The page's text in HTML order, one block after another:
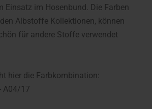
Einsatz im Hosenbund. Die Farben
Albstoffe Kollektionen, können
für andere Stoffe verwendet
hier die Farbkombination:
A04/17